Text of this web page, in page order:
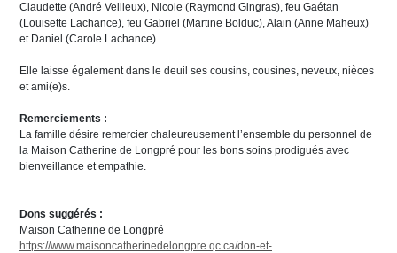
Claudette (André Veilleux), Nicole (Raymond Gingras), feu Gaétan
(Louisette Lachance), feu Gabriel (Martine Bolduc), Alain (Anne Maheux)
et Daniel (Carole Lachance).
Elle laisse également dans le deuil ses cousins, cousines, neveux, nièces
et ami(e)s.
Remerciements :
La famille désire remercier chaleureusement l’ensemble du personnel de
la Maison Catherine de Longpré pour les bons soins prodigués avec
bienveillance et empathie.
Dons suggérés :
Maison Catherine de Longpré
https://www.maisoncatherinedelongpre.qc.ca/don-et-